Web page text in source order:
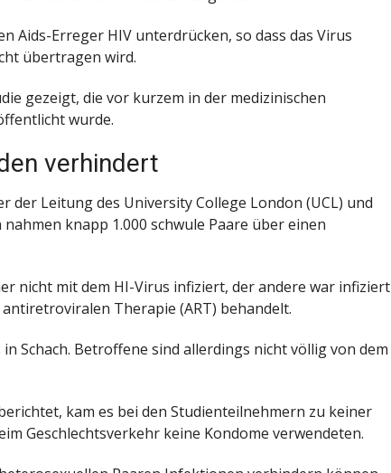
Aids-Erreger HIV unterdrücken, so dass das Virus
übertragen wird.
gezeigt, die vor kurzem in der medizinischen
wurde.
verhindert
der Leitung des University College London (UCL) und
knapp 1.000 schwule Paare über einen
nicht mit dem HI-Virus infiziert, der andere war infiziert
Therapie (ART) behandelt.
Schach. Betroffene sind allerdings nicht völlig von dem
kam es bei den Studienteilnehmern zu keiner
Geschlechtsverkehr keine Kondome verwendeten.